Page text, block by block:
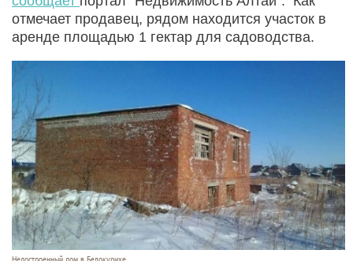
отмечает продавец, рядом находится участок в
аренде площадью 1 гектар для садоводства.